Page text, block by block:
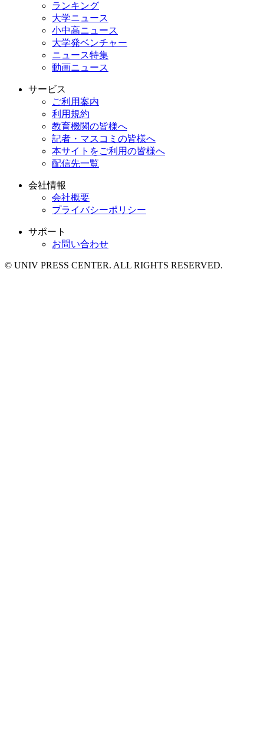
ランキング
大学ニュース
小中高ニュース
大学発ベンチャー
ニュース特集
動画ニュース
サービス
ご利用案内
利用規約
教育機関の皆様へ
記者・マスコミの皆様へ
本サイトをご利用の皆様へ
配信先一覧
会社情報
会社概要
プライバシーポリシー
サポート
お問い合わせ
© UNIV PRESS CENTER. ALL RIGHTS RESERVED.